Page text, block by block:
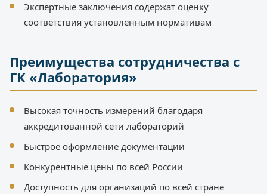
Экспертные заключения содержат оценку
соответствия установленным нормативам
Преимущества сотрудничества с
ГК «Лаборатория»
Высокая точность измерений благодаря
аккредитованной сети лабораторий
Быстрое оформление документации
Конкурентные цены по всей России
Доступность для организаций по всей стране